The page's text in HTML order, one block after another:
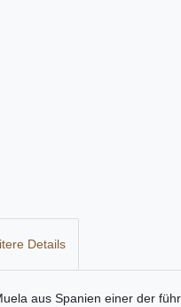
Details
aus Spanien einer der